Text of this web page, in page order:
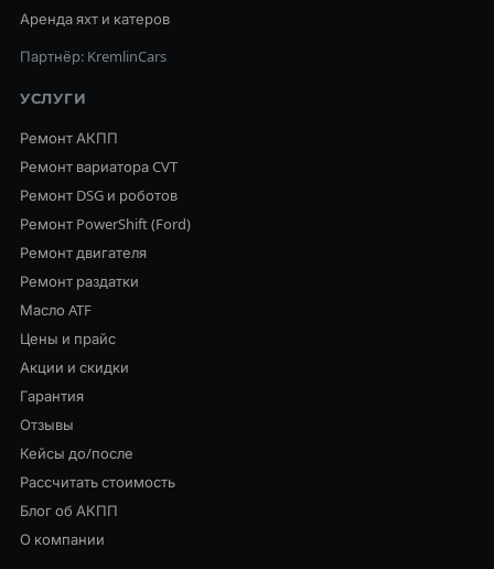
Аренда яхт и катеров
Партнёр: KremlinCars
УСЛУГИ
Ремонт АКПП
Ремонт вариатора CVT
Ремонт DSG и роботов
Ремонт PowerShift (Ford)
Ремонт двигателя
Ремонт раздатки
Масло ATF
Цены и прайс
Акции и скидки
Гарантия
Отзывы
Кейсы до/после
Рассчитать стоимость
Блог об АКПП
О компании